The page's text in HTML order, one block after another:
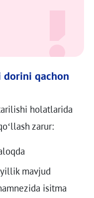
qachon
holatlarida
zarur:
mavjud
isitma